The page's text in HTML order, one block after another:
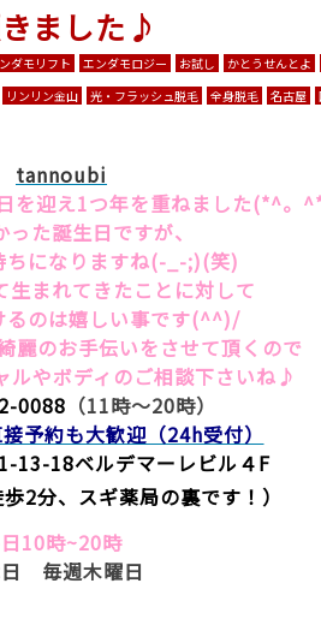
ました♪
ダモリフト エンダモロジー お試し
かとうせんとよ
リンリン金山 光・フラッシュ脱毛 全身脱毛 名古屋
を迎え1つ年を重ねました(*^。
た誕生日ですが、
ちになりますね(-_-;)(笑)
生まれてきたことに対して
るのは嬉しい事です(^^)/
麗のお手伝いをさせて頂くので
ルやボディのご相談下さいね♪
0088 （11時～20時）
予約も大歓迎（24h受付）
13-18ベルデマーレビル４F
2分、スギ薬局の裏です！）
10時~20時
毎週木曜日